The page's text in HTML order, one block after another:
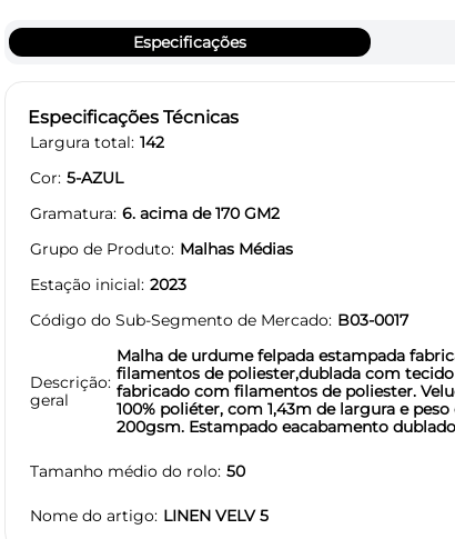
Especificações
Especificações Técnicas
Largura total 142
Cor 5-AZUL
Gramatura 6. acima de 170 GM2
Grupo de Produto Malhas Médias
Estação inicial 2023
Código do Sub-Segmento de Mercado B03-0017
Descrição
geral
Malha de urdume felpada estampada
filamentos de poliester,dublada com
fabricado com filamentos de poliester.
100% poliéter, com 1,43m de largura e peso
200gsm. Estampado eacabamento
Tamanho médio do rolo 50
Nome do artigo LINEN VELV 5